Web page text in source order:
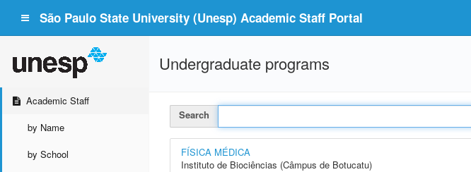
São Paulo State University (Unesp) Academic Staff Portal
Academic Staff
by Name
by School
Undergraduate programs
Search
FÍSICA MÉDICA
Instituto de Biociências (Câmpus de Botucatu)